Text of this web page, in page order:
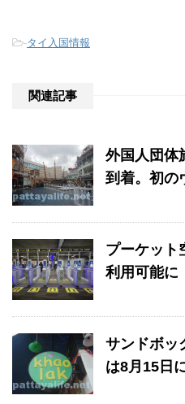
-タイ入国情報
関連記事
外国人団体
到着。初の
プーケット
利用可能に
サンドボッ
は8月15日